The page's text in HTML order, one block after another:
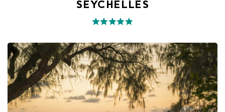
SEYCHELLES